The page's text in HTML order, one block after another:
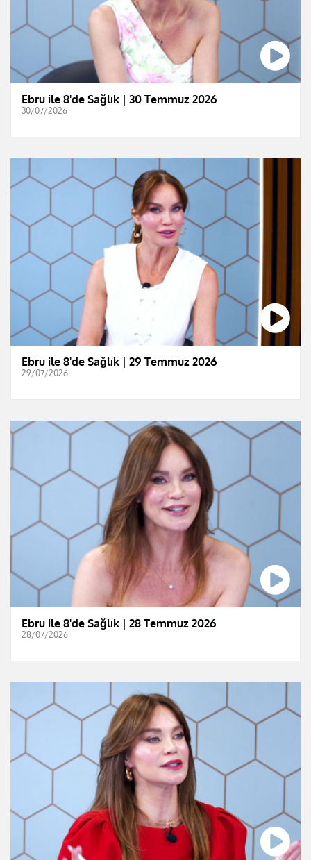
Ebru ile 8'de Sağlık | 30 Temmuz 2026
30/07/2026
Ebru ile 8'de Sağlık | 29 Temmuz 2026
29/07/2026
Ebru ile 8'de Sağlık | 28 Temmuz 2026
28/07/2026